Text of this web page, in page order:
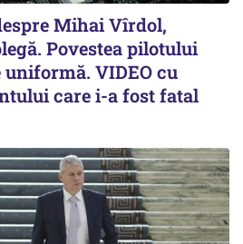
Mihai Vîrdol,
Povestea pilotului
VIDEO cu
care i-a fost fatal